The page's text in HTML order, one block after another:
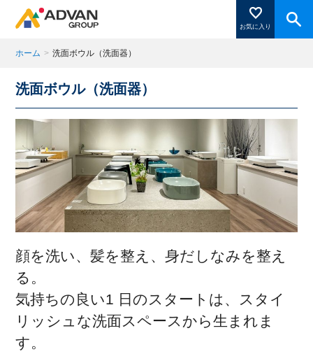
お気に入り
商品ページにある「お気に入り登録」を押すと登録した
商品がここに表示されます。
閉じる
ホーム > 洗面ボウル（洗面器）
洗面ボウル（洗面器）
顔を洗い、髪を整え、身だしなみを整え
る。
気持ちの良い1 日のスタートは、スタイ
リッシュな洗面スペースから生まれま
す。